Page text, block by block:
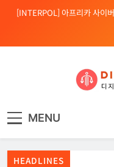
Skip[INTERPOL] 아프리카 사이
[소청백의 노동&사람] 삼성
[USA] CLARITY 법안의 AI
[INTERPOL] 아프리카 사이
[소청백의 노동&사람] 삼성
MENU
HEADLINES